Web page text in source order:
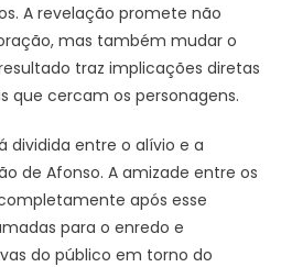
A revelação promete não
mas também mudar o
traz implicações diretas
que cercam os personagens.
dividida entre o alívio e a
de Afonso. A amizade entre os
após esse
para o enredo e
do público em torno do